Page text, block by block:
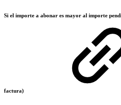
Si el importe a abonar es mayor al importe
factura)